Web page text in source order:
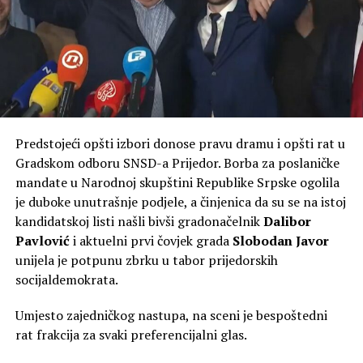
besplatne udžbenike,
govorili su da je to
nemoguće i populistički.
Danas, godine kasnije, isti
ti koji su nas kritikovali
pokušavaju da prepišu naš
recept, jer su uvidjeli
koliko to narodu znači”,
podsjećaju iz gradske
uprave.
Vlada kopira, ali trošak prebacuje na
opštine
Predstojeći opšti izbori donose pravu dramu i opšti rat u
Gradskom odboru SNSD-a Prijedor. Borba za poslaničke
mandate u Narodnoj skupštini Republike Srpske ogolila
je duboke unutrašnje podjele, a činjenica da su se na istoj
kandidatskoj listi našli bivši gradonačelnikDalibor
Pavlovići aktuelni prvi čovjek grada Slobodan Javor
unijela je potpunu zbrku u tabor prijedorskih
socijaldemokrata.
Umjesto zajedničkog nastupa, na sceni je bespoštedni
rat frakcija za svaki preferencijalni glas.